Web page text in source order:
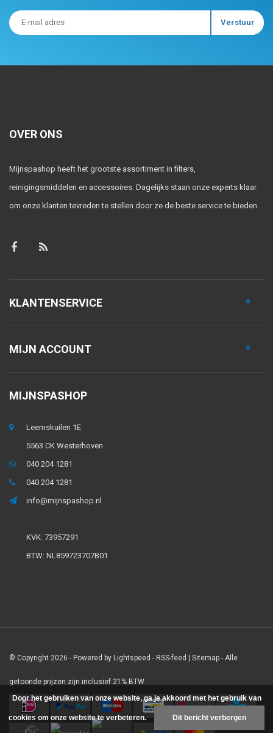
OVER ONS
Mijnspashop heeft het grootste assortiment in filters,
reinigingsmiddelen en accessoires. Dagelijks staan onze experts klaar
om onze klanten tevreden te stellen door ze de beste service te bieden.
KLANTENSERVICE
MIJN ACCOUNT
MIJNSPASHOP
Leemskuilen 1E
5563 CK Westerhoven
040 204 1281
040 204 1281
info@mijnspashop.nl
KVK: 73957291
BTW: NL859723707B01
© Copyright 2026 - Powered by Lightspeed - RSS-feed | Sitemap - Alle
getoonde prijzen zijn inclusief 21% BTW
Door het gebruiken van onze website, ga je akkoord met het gebruik van
cookies om onze website te verbeteren. Dit bericht verbergen